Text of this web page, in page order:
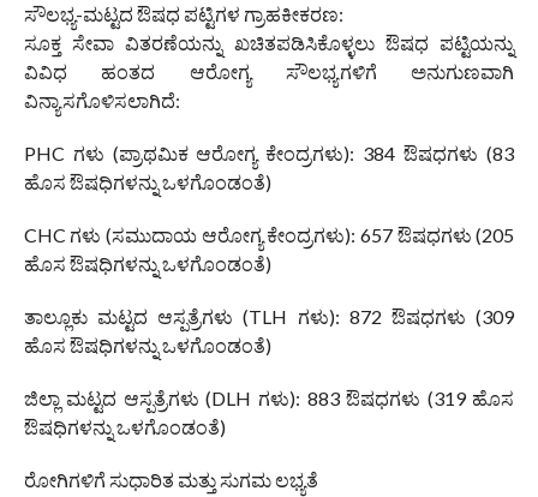
ಸೌಲಭ್ಯ-ಮಟ್ಟದ ಔಷಧ ಪಟ್ಟಿಗಳ ಗ್ರಾಹಕೀಕರಣ:
ಸೂಕ್ತ ಸೇವಾ ವಿತರಣೆಯನ್ನು ಖಚಿತಪಡಿಸಿಕೊಳ್ಳಲು ಔಷಧ ಪಟ್ಟಿಯನ್ನು
ವಿವಿಧ ಹಂತದ ಆರೋಗ್ಯ ಸೌಲಭ್ಯಗಳಿಗೆ ಅನುಗುಣವಾಗಿ
ವಿನ್ಯಾಸಗೊಳಿಸಲಾಗಿದೆ:
PHC ಗಳು (ಪ್ರಾಥಮಿಕ ಆರೋಗ್ಯ ಕೇಂದ್ರಗಳು): 384 ಔಷಧಗಳು (83
ಹೊಸ ಔಷಧಿಗಳನ್ನು ಒಳಗೊಂಡಂತೆ)
CHC ಗಳು (ಸಮುದಾಯ ಆರೋಗ್ಯ ಕೇಂದ್ರಗಳು): 657 ಔಷಧಗಳು (205
ಹೊಸ ಔಷಧಿಗಳನ್ನು ಒಳಗೊಂಡಂತೆ)
ತಾಲ್ಲೂಕು ಮಟ್ಟದ ಆಸ್ಪತ್ರೆಗಳು (TLH ಗಳು): 872 ಔಷಧಗಳು (309
ಹೊಸ ಔಷಧಿಗಳನ್ನು ಒಳಗೊಂಡಂತೆ)
ಜಿಲ್ಲಾ ಮಟ್ಟದ ಆಸ್ಪತ್ರೆಗಳು (DLH ಗಳು): 883 ಔಷಧಗಳು (319 ಹೊಸ
ಔಷಧಿಗಳನ್ನು ಒಳಗೊಂಡಂತೆ)
ರೋಗಿಗಳಿಗೆ ಸುಧಾರಿತ ಮತ್ತು ಸುಗಮ ಲಭ್ಯತೆ